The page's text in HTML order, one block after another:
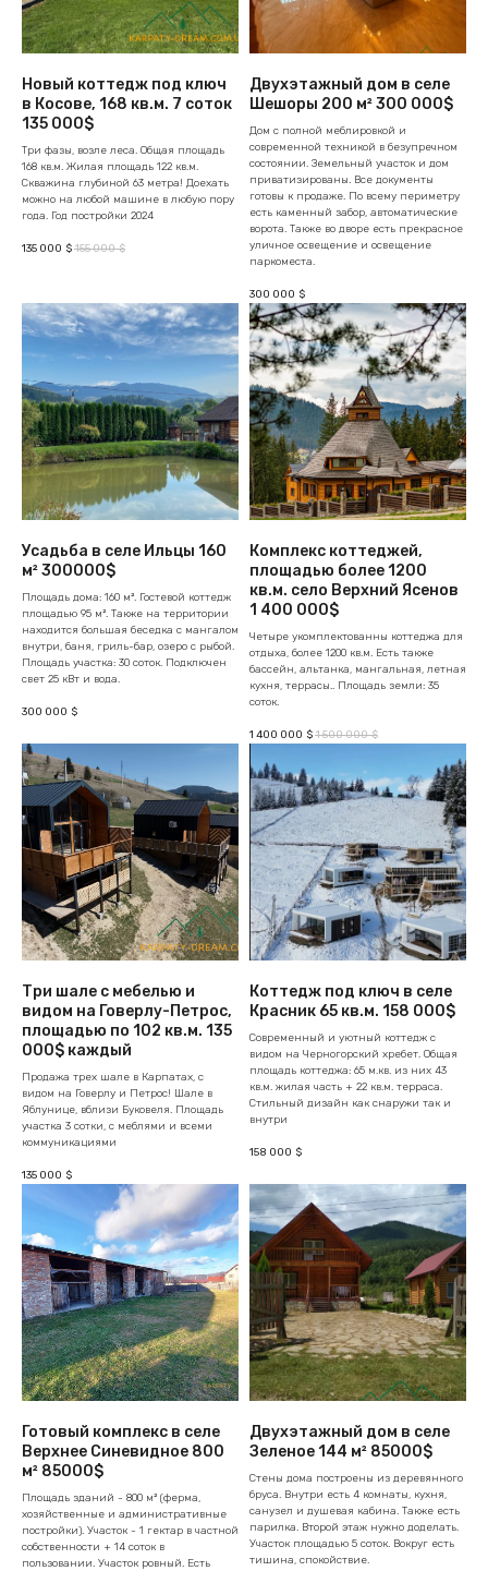
Новый коттедж под ключ
в Косове, 168 кв.м. 7 соток
135 000$
Три фазы, возле леса. Общая площадь
168 кв.м. Жилая площадь 122 кв.м.
Скважина глубиной 63 метра! Доехать
можно на любой машине в любую пору
года. Год постройки 2024
135 000 $ 155 000 $
Двухэтажный дом в селе
Шешоры 200 м² 300 000$
Дом с полной меблировкой и
современной техникой в безупречном
состоянии. Земельный участок и дом
приватизированы. Все документы
готовы к продаже. По всему периметру
есть каменный забор, автоматические
ворота. Также во дворе есть прекрасное
уличное освещение и освещение
паркоместа.
300 000 $
Усадьба в селе Ильцы 160
м² 300000$
Площадь дома: 160 м². Гостевой коттедж
площадью 95 м². Также на территории
находится большая беседка с мангалом
внутри, баня, гриль-бар, озеро с рыбой.
Площадь участка: 30 соток. Подключен
свет 25 кВт и вода.
300 000 $
Комплекс коттеджей,
площадью более 1200
кв.м. село Верхний Ясенов
1 400 000$
Четыре укомплектованны коттеджа для
отдыха, более 1200 кв.м. Есть также
бассейн, альтанка, мангальная, летная
кухня, террасы.. Площадь земли: 35
соток.
1 400 000 $ 1 500 000 $
Три шале с мебелью и
видом на Говерлу-Петрос,
площадью по 102 кв.м. 135
000$ каждый
Продажа трех шале в Карпатах, с
видом на Говерлу и Петрос! Шале в
Яблунице, вблизи Буковеля. Площадь
участка 3 сотки, с меблями и всеми
коммуникациями
135 000 $
Коттедж под ключ в селе
Красник 65 кв.м. 158 000$
Современный и уютный коттедж с
видом на Черногорский хребет. Общая
площадь коттеджа: 65 м.кв. из них 43
кв.м. жилая часть + 22 кв.м. терраса.
Стильный дизайн как снаружи так и
внутри
158 000 $
Готовый комплекс в селе
Верхнее Синевидное 800
м² 85000$
Площадь зданий - 800 м² (ферма,
хозяйственные и административные
постройки). Участок - 1 гектар в частной
собственности + 14 соток в
пользовании. Участок ровный. Есть
Двухэтажный дом в селе
Зеленое 144 м² 85000$
Стены дома построены из деревянного
бруса. Внутри есть 4 комнаты, кухня,
санузел и душевая кабина. Также есть
парилка. Второй этаж нужно доделать.
Участок площадью 5 соток. Вокруг есть
тишина, спокойствие.